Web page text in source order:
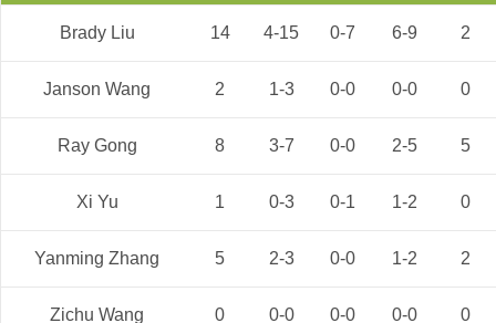
Brady Liu 14 4-15 0-7 6-9 2
Janson Wang 2 1-3 0-0 0-0 0
Ray Gong 8 3-7 0-0 2-5 5
Xi Yu 1 0-3 0-1 1-2 0
Yanming Zhang 5 2-3 0-0 1-2 2
Zichu Wang 0 0-0 0-0 0-0 0